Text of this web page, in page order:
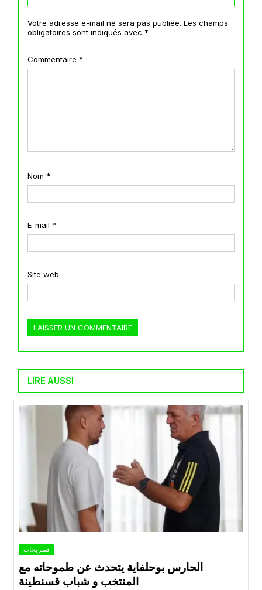
Votre adresse e-mail ne sera pas publiée. Les champs
obligatoires sont indiqués avec *
Commentaire *
Nom *
E-mail *
Site web
LIRE AUSSI
تصريحات
الحارس بوحلفاية يتحدث عن طموحاته مع
المنتخب و شباب قسنطينة